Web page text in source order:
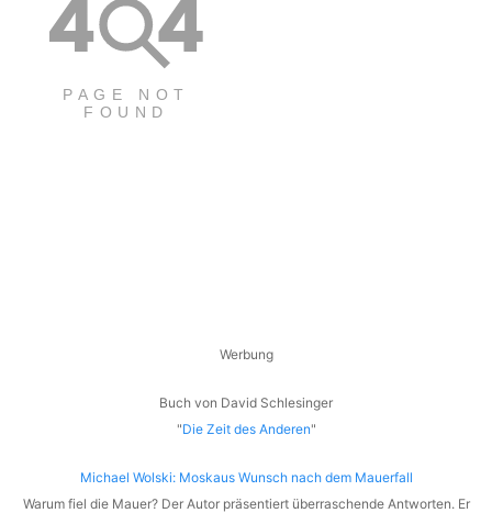
Werbung
Buch von David Schlesinger
"Die Zeit des Anderen"
Michael Wolski: Moskaus Wunsch nach dem Mauerfall
Warum fiel die Mauer? Der Autor präsentiert überraschende Antworten. Er